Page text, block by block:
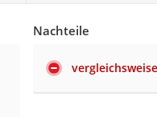
Nachteile